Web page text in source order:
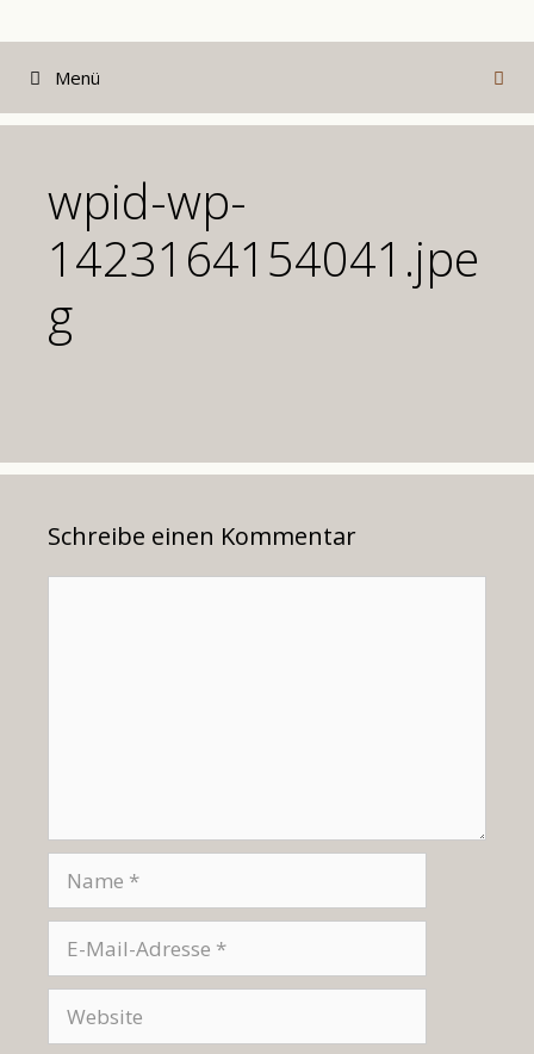
Zum
Inhalt
Menü
wpid-wp-
1423164154041.jpe
g
Schreibe einen Kommentar
Mail-
Adresse